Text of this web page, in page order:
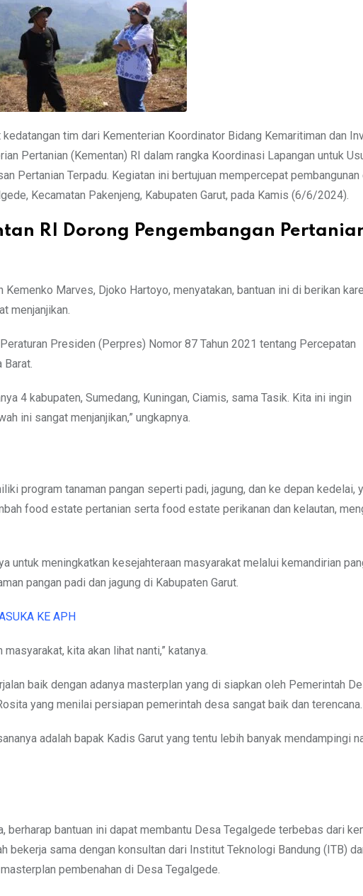
kedatangan tim dari Kementerian Koordinator Bidang Kemaritiman dan
Pertanian (Kementan) RI dalam rangka Koordinasi Lapangan untuk
Pertanian Terpadu. Kegiatan ini bertujuan mempercepat
Kecamatan Pakenjeng, Kabupaten Garut, pada Kamis (6/6/2024).
RI Dorong Pengembangan
Marves, Djoko Hartoyo, menyatakan, bantuan ini di berikan
menjanjikan.
Presiden (Perpres) Nomor 87 Tahun 2021 tentang Percepatan
Barat.
4 kabupaten, Sumedang, Kuningan, Ciamis, sama Tasik. Kita ini ingin
ini sangat menjanjikan,” ungkapnya.
program tanaman pangan seperti padi, jagung, dan ke depan kedelai,
food estate pertanian serta food estate perikanan dan kelautan,
untuk meningkatkan kesejahteraan masyarakat melalui kemandirian
pangan padi dan jagung di Kabupaten Garut.
KE APH
kita akan lihat nanti,” katanya.
baik dengan adanya masterplan yang di siapkan oleh Pemerintah
yang menilai persiapan pemerintah desa sangat baik dan terencana.
adalah bapak Kadis Garut yang tentu lebih banyak mendampingi
berharap bantuan ini dapat membantu Desa Tegalgede terbebas dari
bekerja sama dengan konsultan dari Institut Teknologi Bandung (ITB)
pembenahan di Desa Tegalgede.